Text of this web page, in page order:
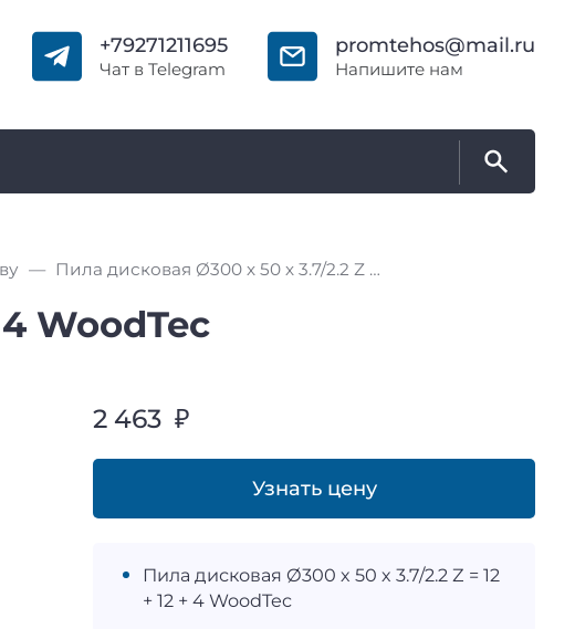
+79271211695
Чат в Telegram
promtehos@mail.ru
Напишите нам
Пила дисковая Ø300 х 50 х 3.7/2.2 Z = 12 + 12 + 4 WoodTec
WoodTec
2 463 ₽
Узнать цену
Пила дисковая Ø300 х 50 х 3.7/2.2 Z = 12
+ 12 + 4 WoodTec